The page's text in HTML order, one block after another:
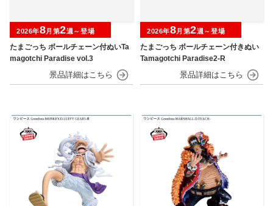
たまごっち ボールチェーン付ぬいTa
magotchi Paradise vol.3
2026年8月第2週～登場
たまごっち ボールチェーン付きぬい
Tamagotchi Paradise2-R
2026年8月第2週～登場